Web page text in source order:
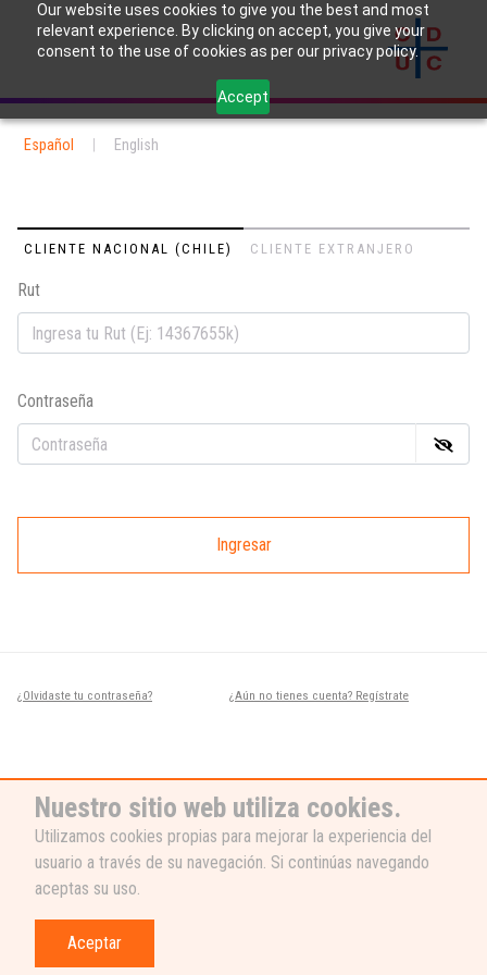
Our website uses cookies to give you the best and most
relevant experience. By clicking on accept, you give your
consent to the use of cookies as per our privacy policy.
Accept
Español English
CLIENTE NACIONAL (CHILE) CLIENTE EXTRANJERO
Rut
Contraseña
Ingresar
¿Olvidaste tu contraseña? ¿Aún no tienes cuenta? Regístrate
Nuestro sitio web utiliza cookies.
Utilizamos cookies propias para mejorar la experiencia del
usuario a través de su navegación. Si continúas navegando
aceptas su uso.
Aceptar
¿NECESITAS AYUDA?
Nuestro equipo de soporte está listo